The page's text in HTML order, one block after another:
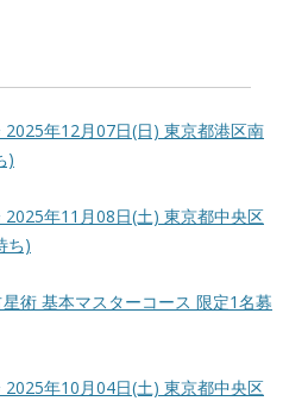
年12月07日(日) 東京都港区南
)
年11月08日(土) 東京都中央区
ち)
術 基本マスターコース 限定1名募
年10月04日(土) 東京都中央区